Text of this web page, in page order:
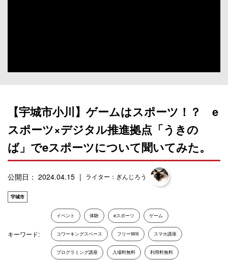
【宇城市小川】ゲームはスポーツ！？ e
スポーツ×デジタル推進拠点「うきの
ば」でeスポーツについて聞いてみた。
公開日： 2024.04.15 ライター：ぎんじろう
宇城市
キーワード:
イベント 体験 eスポーツ ゲーム
コワーキングスペース フリーWifi スマホ講座
プログラミング講座 入場料無料 利用料無料